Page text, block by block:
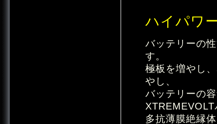
ハイパワ
バッテリーの
す。
極板を増やし
やし、
バッテリーの
多抗薄膜絶縁